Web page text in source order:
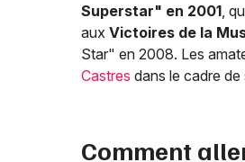
Superstar" en 2001,
aux Victoires de la
Star" en 2008. Les
Castres dans le cadre
Comment